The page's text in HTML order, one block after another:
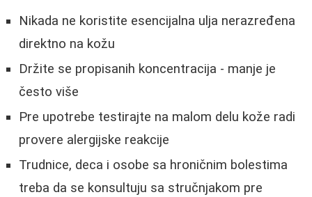
Nikada ne koristite esencijalna ulja nerazređena
direktno na kožu
Držite se propisanih koncentracija - manje je
često više
Pre upotrebe testirajte na malom delu kože radi
provere alergijske reakcije
Trudnice, deca i osobe sa hroničnim bolestima
treba da se konsultuju sa stručnjakom pre